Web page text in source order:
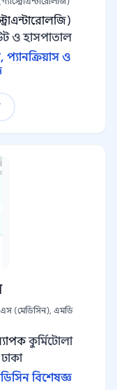
ও হাসপাতাল
প্যানক্রিয়াস ও
(মেডিসিন), এমডি
কুর্মিটোলা
বিশেষজ্ঞ